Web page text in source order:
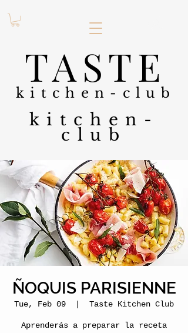
TASTE
kitchen-club
kitchen-
club
ÑOQUIS PARISIENNE
Tue, Feb 09 Taste Kitchen Club
Aprenderás a preparar la receta